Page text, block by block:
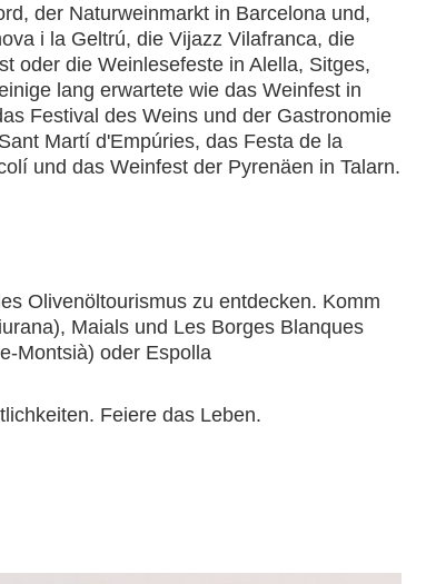
der Naturweinmarkt in Barcelona und,
i la Geltrú, die Vijazz Vilafranca, die
oder die Weinlesefeste in Alella, Sitges,
lang erwartete wie das Weinfest in
Festival des Weins und der Gastronomie
Martí d'Empúries, das Festa de la
und das Weinfest der Pyrenäen in Talarn.
Olivenöltourismus zu entdecken. Komm
Maials und Les Borges Blanques
Montsià) oder Espolla
Feiere das Leben.